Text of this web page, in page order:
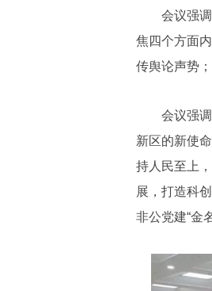
会议强调
焦四个方面
传舆论声势
会议强调
新区的新使
持人民至上
展，打造科
非公党建“金